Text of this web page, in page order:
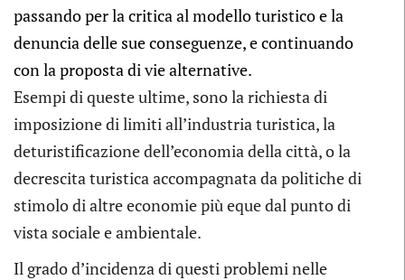
passando per la critica al modello turistico e la
denuncia delle sue conseguenze, e continuando
con la proposta di vie alternative.
Esempi di queste ultime, sono la richiesta di
imposizione di limiti all’industria turistica, la
deturistificazione dell’economia della città, o la
decrescita turistica accompagnata da politiche di
stimolo di altre economie più eque dal punto di
vista sociale e ambientale.
Il grado d’incidenza di questi problemi nelle